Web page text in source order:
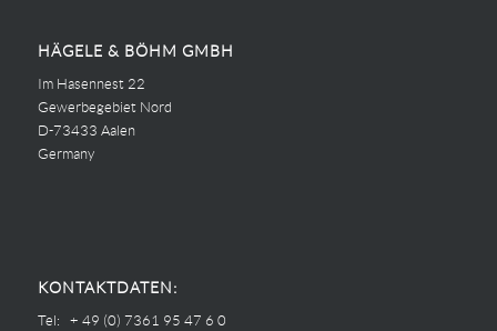
HÄGELE & BÖHM GMBH
Im Hasennest 22
Gewerbegebiet Nord
D-73433 Aalen
Germany
KONTAKTDATEN:
Tel: + 49 (0) 7361 95 47 6 0